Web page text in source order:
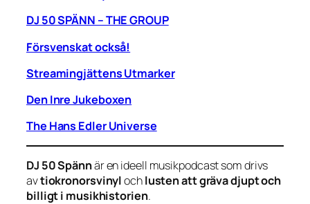
DJ 50 SPÄNN – THE GROUP
Försvenskat också!
Streamingjättens Utmarker
Den Inre Jukeboxen
The Hans Edler Universe
DJ 50 Spännär en ideell musikpodcast som drivs
avtiokronorsvinylochlusten att gräva djupt och
billigt i musikhistorien.